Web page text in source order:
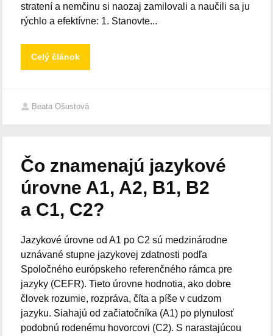
stratení a nemčinu si naozaj zamilovali a naučili sa ju
rýchlo a efektívne: 1. Stanovte...
Celý článok
Beata Ošustová
Čo znamenajú jazykové
úrovne A1, A2, B1, B2
a C1, C2?
Jazykové úrovne od A1 po C2 sú medzinárodne
uznávané stupne jazykovej zdatnosti podľa
Spoločného európskeho referenčného rámca pre
jazyky (CEFR). Tieto úrovne hodnotia, ako dobre
človek rozumie, rozpráva, číta a píše v cudzom
jazyku. Siahajú od začiatočníka (A1) po plynulosť
podobnú rodenému hovorcovi (C2). S narastajúcou